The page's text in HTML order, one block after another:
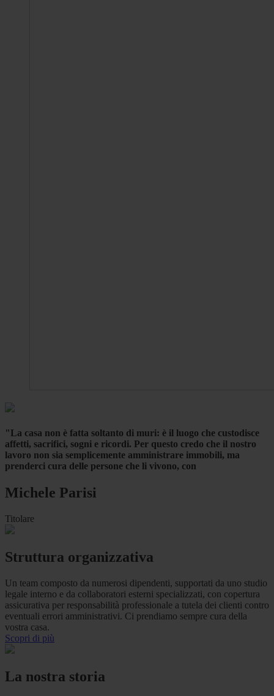
"La casa non è fatta soltanto di muri: è il luogo che custodisce
affetti, sacrifici, sogni e ricordi. Per questo credo che il nostro
lavoro non sia semplicemente amministrare immobili, ma
prenderci cura delle persone che li vivono, con
Michele Parisi
Titolare
Struttura organizzativa
Un team composto da numerosi dipendenti, supportati da uno studio
legale interno e da collaboratori esterni specializzati, con copertura
assicurativa per responsabilità professionale a tutela dei clienti contro
eventuali errori amministrativi. Ci prendiamo sempre cura della
vostra casa.
Scopri di più
La nostra storia